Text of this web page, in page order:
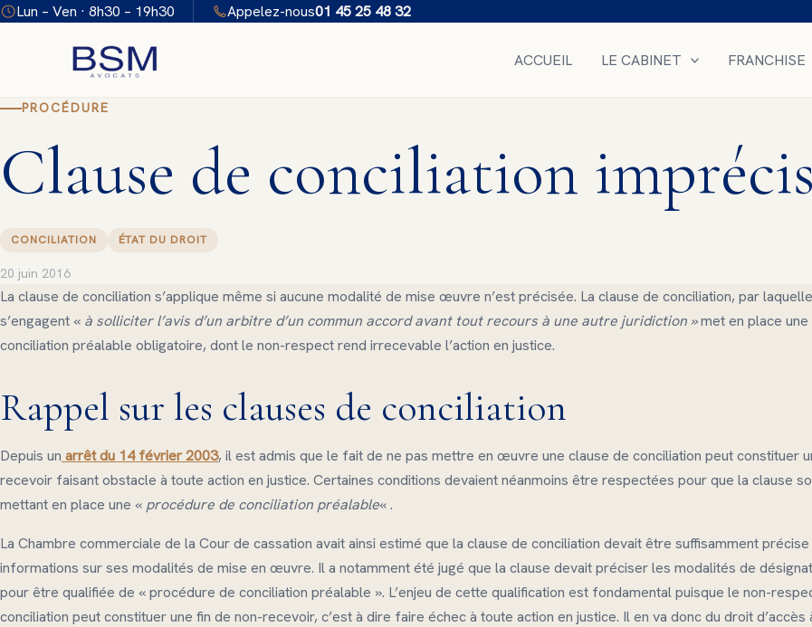
AllerLun – Ven · 8h30 – 19h30 Appelez-nous01 45 25 48 32
ACCUEIL LE CABINET FRANCHISE
PROCÉDURE
Clause de conciliation
CONCILIATION ÉTAT DU DROIT
20 juin 2016
La clause de conciliation s’applique même si aucune modalité de mise œuvre n’est précisée. La clause de conciliation, par
s’engagent « à solliciter l’avis d’un arbitre d’un commun accord avant tout recours à une autre juridiction »met en place
conciliation préalable obligatoire, dont le non-respect rend irrecevable l’action en justice.
Rappel sur les clauses de conciliation
Depuis un arrêt du 14 février 2003, il est admis que le fait de ne pas mettre en œuvre une clause de conciliation peut constituer
recevoir faisant obstacle à toute action en justice. Certaines conditions devaient néanmoins être respectées pour que la clause
mettant en place une « procédure de conciliation préalable« .
La Chambre commerciale de la Cour de cassation avait ainsi estimé que la clause de conciliation devait être suffisamment
informations sur ses modalités de mise en œuvre. Il a notamment été jugé que la clause devait préciser les modalités de
pour être qualifiée de « procédure de conciliation préalable ». L’enjeu de cette qualification est fondamental puisque le non-
conciliation peut constituer une fin de non-recevoir, c’est à dire faire échec à toute action en justice. Il en va donc du droit d’accès